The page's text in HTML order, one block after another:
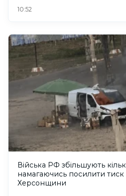
10:52
Війська РФ збільшують
намагаючись посилити тиск
Херсонщини